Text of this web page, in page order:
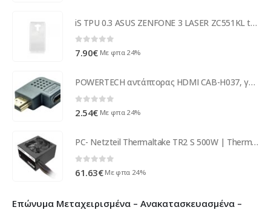
iS TPU 0.3 ASUS ZENFONE 3 LASER ZC551KL trans backcover
0out of 5
7.90€ Με φπα 24%
POWERTECH αντάπτορας HDMI CAB-H037, γωνιακός, 90° right, μαύρος
0 out of 5
2.54€ Με φπα 24%
PC- Netzteil Thermaltake TR2 S 500W | Thermaltake - PS-TRS-0500NPCWEU-2
0out of 5
61.63€ Με φπα 24%
Επώνυμα Μεταχειρισμένα – Ανακατασκευασμένα –